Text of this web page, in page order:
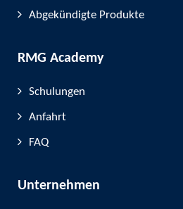
Abgekündigte Produkte
RMG Academy
Schulungen
Anfahrt
FAQ
Unternehmen